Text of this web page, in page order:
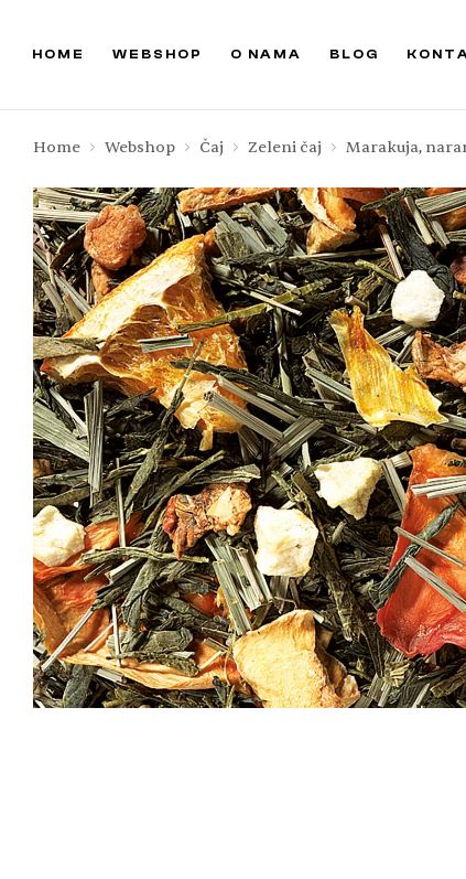
HOME WEBSHOP O NAMA BLOG
Home Webshop Čaj Zeleni čaj Marakuja,